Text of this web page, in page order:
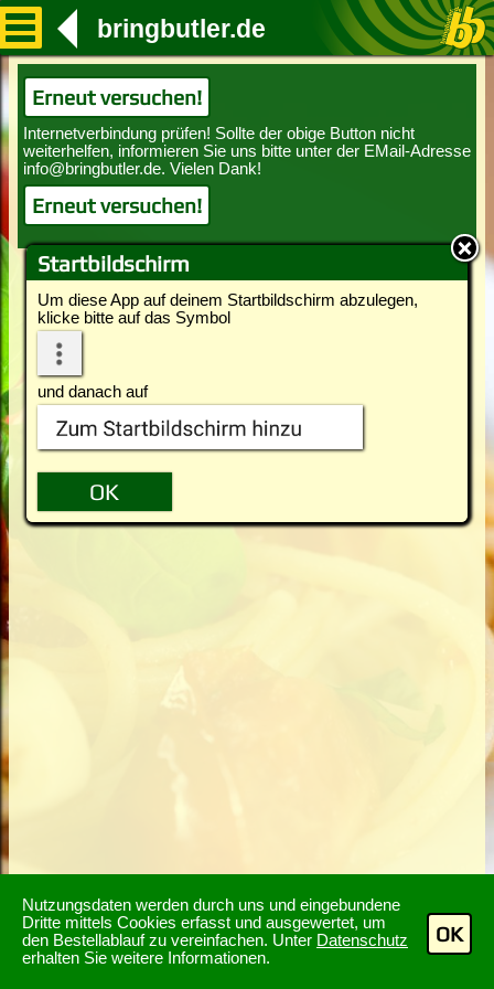
Nutzungsdaten werden durch uns und eingebundene
Dritte mittels Cookies erfasst und ausgewertet, um
den Bestellablauf zu vereinfachen. Unter Datenschutz
erhalten Sie weitere Informationen.
OK
Startbildschirm
Um diese App auf deinem Startbildschirm abzulegen,
klicke bitte auf das Symbol
und danach auf
bringbutler.de
Erneut versuchen!
Erneut versuchen!